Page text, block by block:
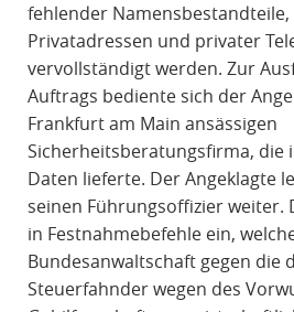
fehlender
Privatadressen und privater
vervollständigt werden. Zur
Auftrags bediente sich der
Frankfurt am Main ansässigen
Sicherheitsberatungsfirma, die
Daten lieferte. Der Angeklagte
seinen Führungsoffizier weiter.
in Festnahmebefehle ein,
Bundesanwaltschaft gegen die
Steuerfahnder wegen des